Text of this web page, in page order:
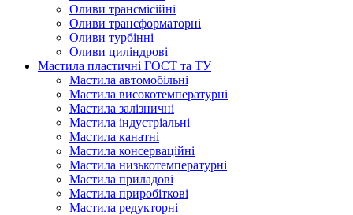
Оливи трансмісійні
Оливи трансформаторні
Оливи турбінні
Оливи циліндрові
Мастила пластичні ГОСТ та ТУ
Мастила автомобільні
Мастила високотемпературні
Мастила залізничні
Мастила індустріальні
Мастила канатні
Мастила консерваційні
Мастила низькотемпературні
Мастила приладові
Мастила приробіткові
Мастила редукторні